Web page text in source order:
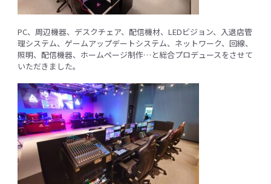
PC、周辺機器、デスクチェア、配信機材、LEDビジョン、入退店管
理システム、ゲームアップデートシステム、ネットワーク、回線、
照明、配信機器、ホームページ制作…と総合プロデュースをさせて
いただきました。